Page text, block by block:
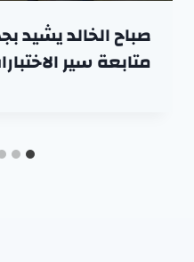
صباح الخالد يشيد
متابعة سير